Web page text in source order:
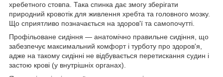
хребетного стовпа. Така спинка дає змогу зберігати
природний кровотік для живлення хребта та головного мозку.
Що сприятливо позначається на здоров'ї та самопочутті.
Профільоване сидіння — анатомічно правильне сидіння, що
забезпечує максимальний комфорт і турботу про здоров'я,
адже на такому сидінні не відбувається перетискання судин і
застою крові (у внутрішніх органах).